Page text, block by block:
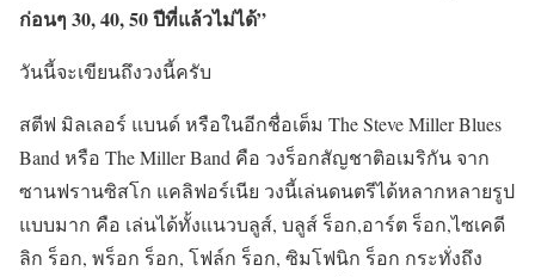
ก่อนๆ 30, 40, 50 ปีที่แล้วไม่ได้”
วันนี้จะเขียนถึงวงนี้ครับ
สตีฟ มิลเลอร์ แบนด์ หรือในอีกชื่อเต็ม The Steve Miller Blues
Band หรือ The Miller Band คือ วงร็อกสัญชาติอเมริกัน จาก
ซานฟรานซิสโก แคลิฟอร์เนีย วงนี้เล่นดนตรีได้หลากหลายรูป
แบบมาก คือ เล่นได้ทั้งแนวบลูส์, บลูส์ ร็อก,อาร์ต ร็อก,ไซเคดี
ลิก ร็อก, พร็อก ร็อก, โฟล์ก ร็อก, ซิมโฟนิก ร็อก กระทั่งถึง